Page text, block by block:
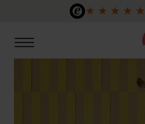
Zum Hauptinhalt springen
★ ★ ★ ★ ★